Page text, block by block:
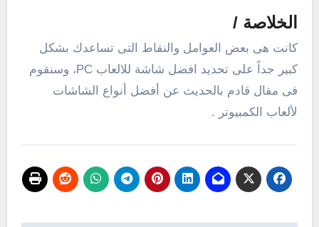
الخلاصة /
كانت هى بعض العوامل والنقاط التى تساعدك بشكل
كبير جداً على تحديد افضل شاشة للالعاب PC، وسنقوم
فى مقال قادم بالحديث عن أفضل أنواع الشاشات
لألعاب الكمبيوتر .